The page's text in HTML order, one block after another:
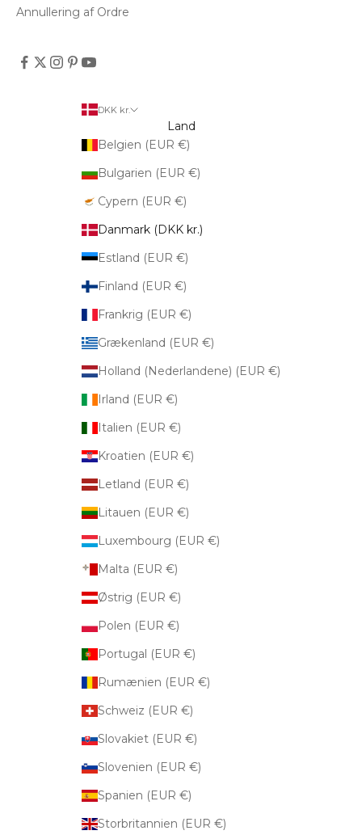
Annullering af Ordre
DKK kr.
Land
Belgien (EUR €)
Bulgarien (EUR €)
Cypern (EUR €)
Danmark (DKK kr.)
Estland (EUR €)
Finland (EUR €)
Frankrig (EUR €)
Grækenland (EUR €)
Holland (Nederlandene) (EUR €)
Irland (EUR €)
Italien (EUR €)
Kroatien (EUR €)
Letland (EUR €)
Litauen (EUR €)
Luxembourg (EUR €)
Malta (EUR €)
Østrig (EUR €)
Polen (EUR €)
Portugal (EUR €)
Rumænien (EUR €)
Schweiz (EUR €)
Slovakiet (EUR €)
Slovenien (EUR €)
Spanien (EUR €)
Storbritannien (EUR €)